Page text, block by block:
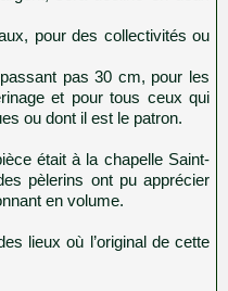
pour des collectivités ou
pas 30 cm, pour les
et pour tous ceux qui
ou dont il est le patron.
était à la chapelle Saint-
pèlerins ont pu apprécier
en volume.
lieux où l’original de cette